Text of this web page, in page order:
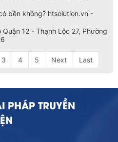
bền không? htsolution.vn -
12 - Thạnh Lộc 27, Phường
3 4 5 Next Last
PHÁP TRUYỀN